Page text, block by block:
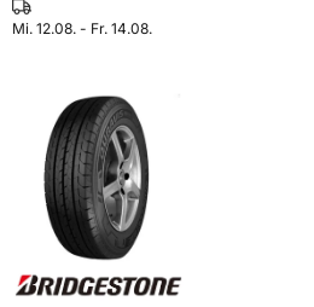
Mi. 12.08. - Fr. 14.08.